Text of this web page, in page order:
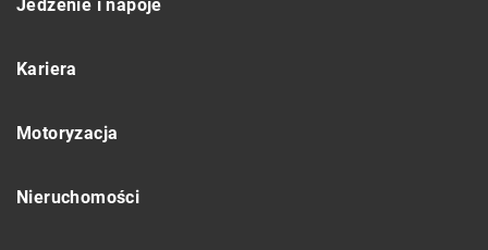
Jedzenie i napoje
Kariera
Motoryzacja
Nieruchomości